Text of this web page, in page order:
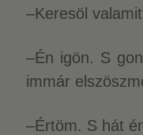
–Keresöl
–Én igön. S
immár
–Értöm. S hát